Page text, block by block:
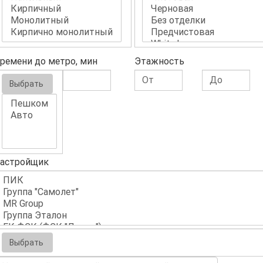
до метро, мин
Выбрать
Этажность
Выбрать